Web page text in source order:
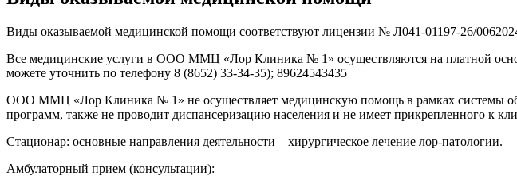
Виды оказываемой медицинской помощи соответствуют лицензии № Л041-01197-26/
Все медицинские услуги в ООО ММЦ «Лор Клиника № 1» осуществляются на платной
можете уточнить по телефону 8 (8652) 33-34-35); 89624543435
ООО ММЦ «Лор Клиника № 1» не осуществляет медицинскую помощь в рамках системы
программ, также не проводит диспансеризацию населения и не имеет прикрепленного к
Стационар: основные направления деятельности – хирургическое лечение лор-патологии.
Амбулаторный прием (консультации):